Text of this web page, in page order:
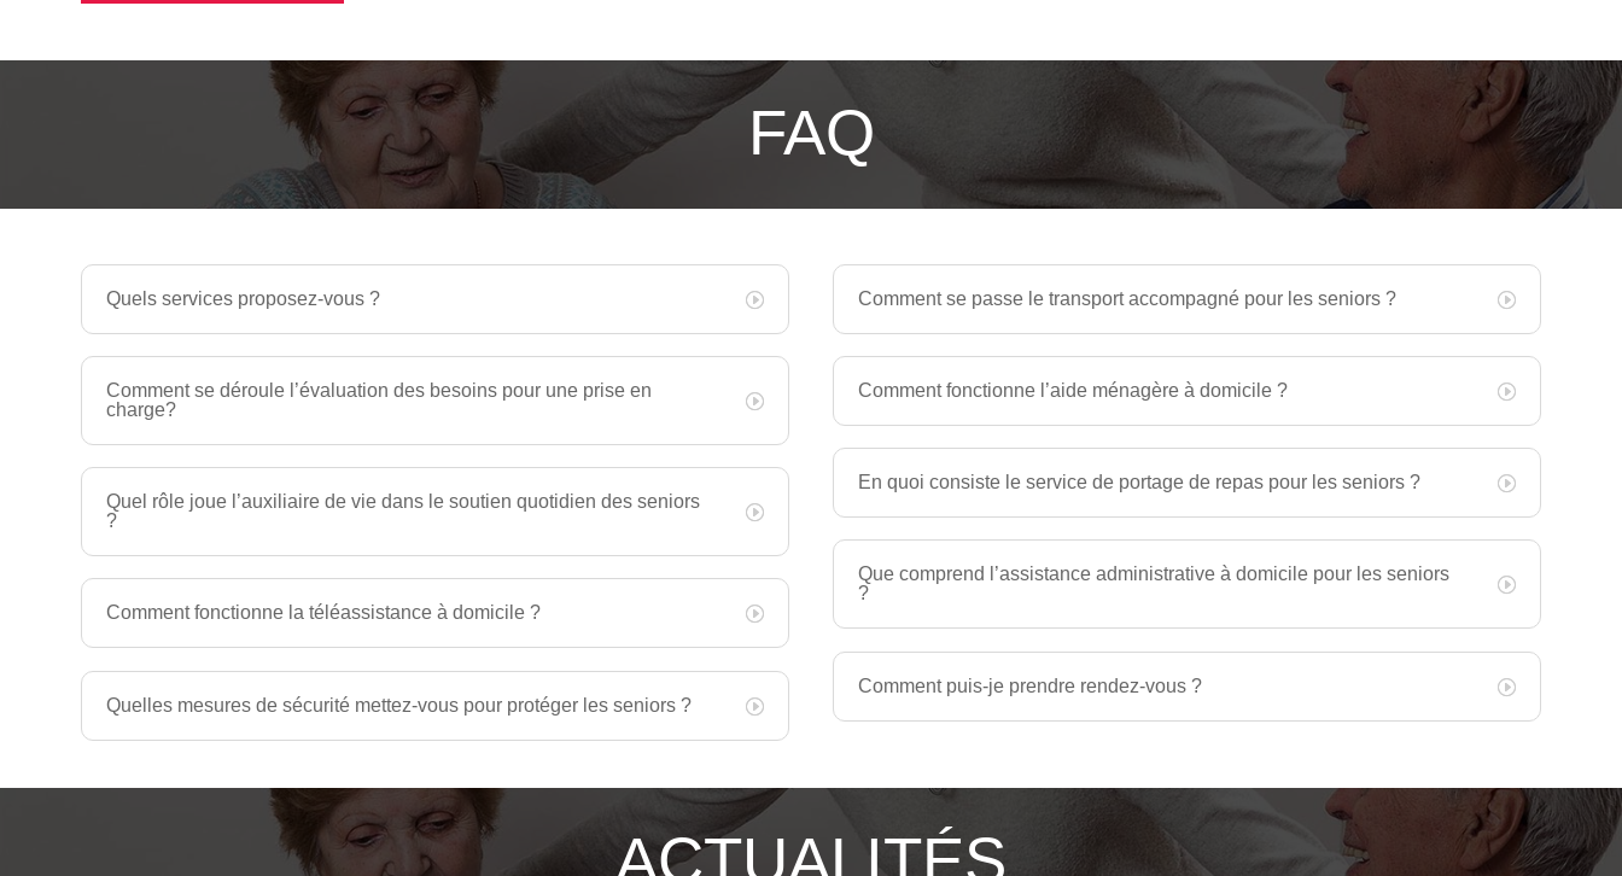
FAQ
Quels services proposez-vous ?
Comment se déroule l’évaluation des besoins pour une prise en
charge?
Quel rôle joue l’auxiliaire de vie dans le soutien quotidien des seniors
?
Comment fonctionne la téléassistance à domicile ?
Quelles mesures de sécurité mettez-vous pour protéger les seniors ?
Comment se passe le transport accompagné pour les seniors ?
Comment fonctionne l’aide ménagère à domicile ?
En quoi consiste le service de portage de repas pour les seniors ?
Que comprend l’assistance administrative à domicile pour les seniors
?
Comment puis-je prendre rendez-vous ?
ACTUALITÉS